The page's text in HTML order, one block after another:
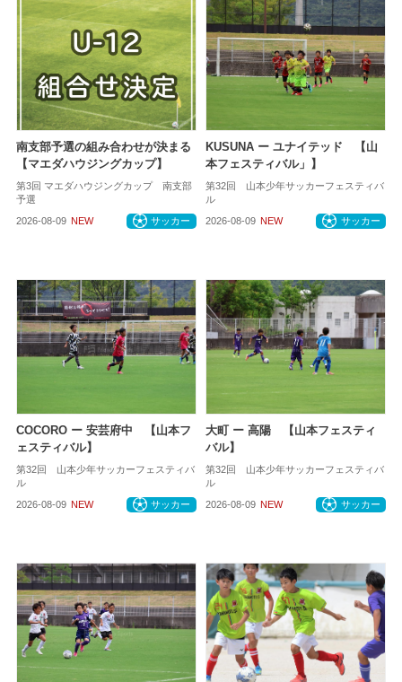
南支部予選の組み合わせが決まる
【マエダハウジングカップ】
第3回 マエダハウジングカップ 南支部
予選
2026-08-09 NEW サッカー
KUSUNA ー ユナイテッド 【山
本フェスティバル」】
第32回 山本少年サッカーフェスティバ
ル
2026-08-09 NEW サッカー
COCORO ー 安芸府中 【山本フ
ェスティバル】
第32回 山本少年サッカーフェスティバ
ル
2026-08-09 NEW サッカー
大町 ー 高陽 【山本フェスティ
バル】
第32回 山本少年サッカーフェスティバ
ル
2026-08-09 NEW サッカー